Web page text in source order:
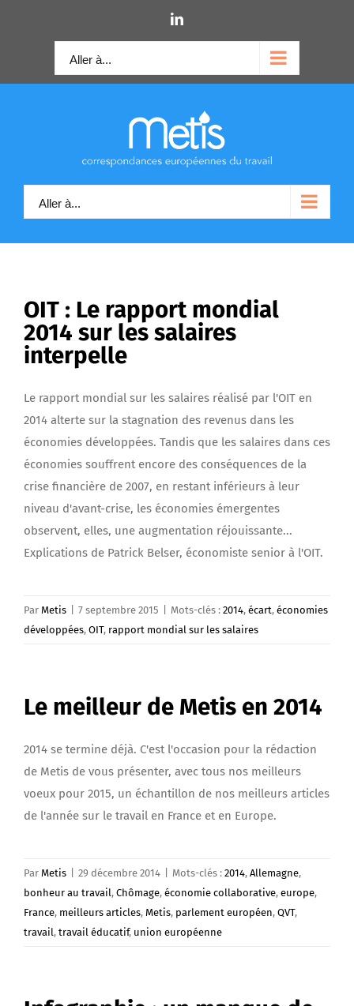
LinkedIn
Aller à...
Aller à...
OIT : Le rapport mondial
2014 sur les salaires
interpelle
Le rapport mondial sur les salaires réalisé par l'OIT en
2014 alterte sur la stagnation des revenus dans les
économies développées. Tandis que les salaires dans ces
économies souffrent encore des conséquences de la
crise financière de 2007, en restant inférieurs à leur
niveau d'avant-crise, les économies émergentes
observent, elles, une augmentation réjouissante...
Explications de Patrick Belser, économiste senior à l'OIT.
Par Metis 7 septembre 2015 Mots-clés : 2014, écart, économies
développées, OIT, rapport mondial sur les salaires
Le meilleur de Metis en 2014
2014 se termine déjà. C'est l'occasion pour la rédaction
de Metis de vous présenter, avec tous nos meilleurs
voeux pour 2015, un échantillon de nos meilleurs articles
de l'année sur le travail en France et en Europe.
Par Metis 29 décembre 2014 Mots-clés : 2014, Allemagne,
bonheur au travail, Chômage, économie collaborative, europe,
France, meilleurs articles, Metis, parlement européen, QVT,
travail, travail éducatif, union européenne